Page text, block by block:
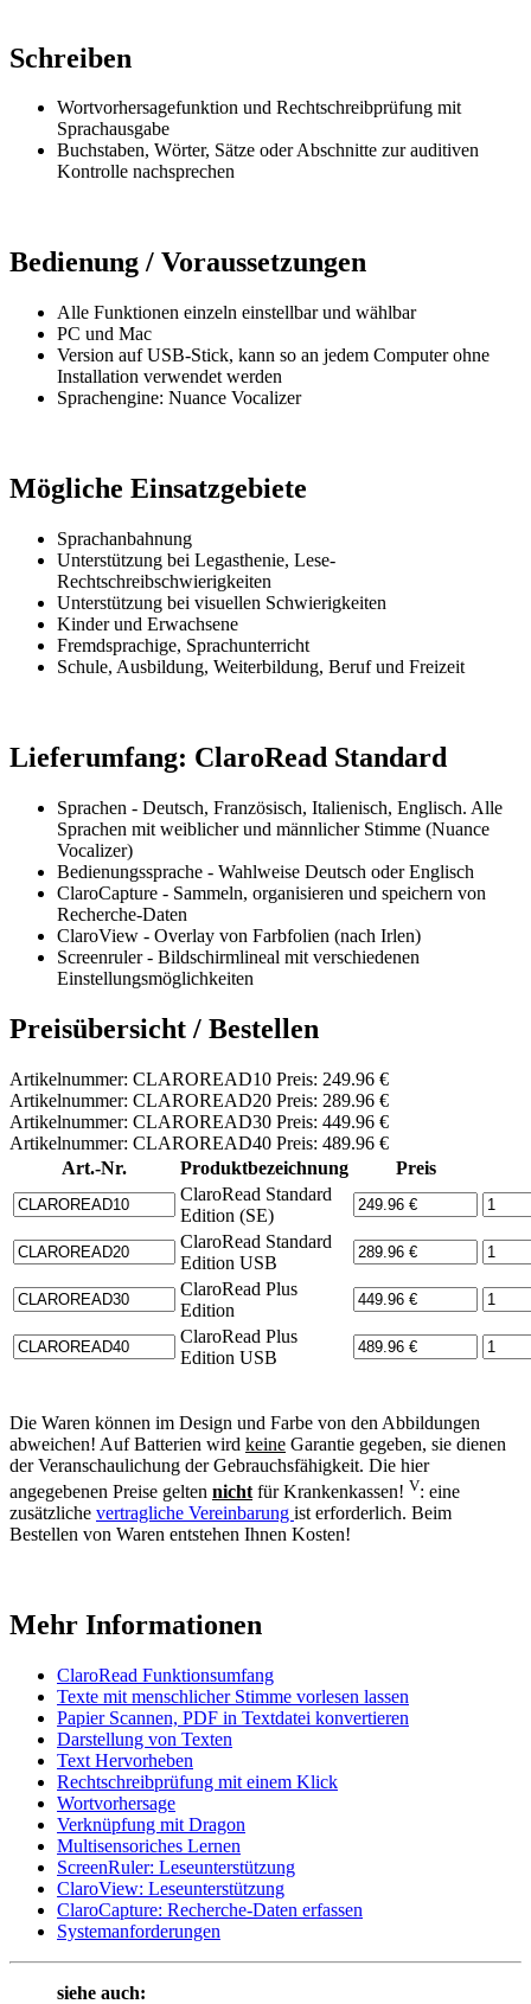
Schreiben
Wortvorhersagefunktion und Rechtschreibprüfung mit
Sprachausgabe
Buchstaben, Wörter, Sätze oder Abschnitte zur auditiven
Kontrolle nachsprechen
Bedienung / Voraussetzungen
Alle Funktionen einzeln einstellbar und wählbar
PC und Mac
Version auf USB-Stick, kann so an jedem Computer ohne
Installation verwendet werden
Sprachengine: Nuance Vocalizer
Mögliche Einsatzgebiete
Sprachanbahnung
Unterstützung bei Legasthenie, Lese-
Rechtschreibschwierigkeiten
Unterstützung bei visuellen Schwierigkeiten
Kinder und Erwachsene
Fremdsprachige, Sprachunterricht
Schule, Ausbildung, Weiterbildung, Beruf und Freizeit
Lieferumfang: ClaroRead Standard
Sprachen - Deutsch, Französisch, Italienisch, Englisch. Alle
Sprachen mit weiblicher und männlicher Stimme (Nuance
Vocalizer)
Bedienungssprache - Wahlweise Deutsch oder Englisch
ClaroCapture - Sammeln, organisieren und speichern von
Recherche-Daten
ClaroView - Overlay von Farbfolien (nach Irlen)
Screenruler - Bildschirmlineal mit verschiedenen
Einstellungsmöglichkeiten
Preisübersicht / Bestellen
Artikelnummer: CLAROREAD10 Preis: 249.96 €
Artikelnummer: CLAROREAD20 Preis: 289.96 €
Artikelnummer: CLAROREAD30 Preis: 449.96 €
Artikelnummer: CLAROREAD40 Preis: 489.96 €
Art.-Nr.
Produktbezeichnung
Preis
ClaroRead Standard
Edition (SE)
ClaroRead Standard
Edition USB
ClaroRead Plus
Edition
ClaroRead Plus
Edition USB
Die Waren können im Design und Farbe von den Abbildungen
abweichen! Auf Batterien wird keine Garantie gegeben, sie dienen
der Veranschaulichung der Gebrauchsfähigkeit. Die hier
angegebenen Preise gelten nicht für Krankenkassen! V: eine
zusätzliche vertragliche Vereinbarung ist erforderlich. Beim
Bestellen von Waren entstehen Ihnen Kosten!
Mehr Informationen
ClaroRead Funktionsumfang
Texte mit menschlicher Stimme vorlesen lassen
Papier Scannen, PDF in Textdatei konvertieren
Darstellung von Texten
Text Hervorheben
Rechtschreibprüfung mit einem Klick
Wortvorhersage
Verknüpfung mit Dragon
Multisensoriches Lernen
ScreenRuler: Leseunterstützung
ClaroView: Leseunterstützung
ClaroCapture: Recherche-Daten erfassen
Systemanforderungen
siehe auch: